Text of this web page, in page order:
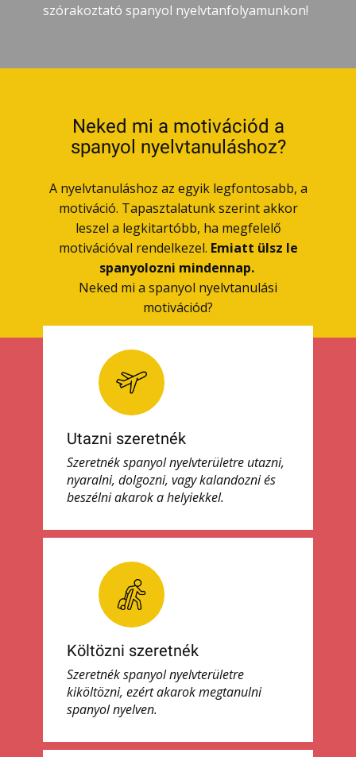
szórakoztató spanyol nyelvtanfolyamunkon!
Neked mi a motivációd a
spanyol nyelvtanuláshoz?
A nyelvtanuláshoz az egyik legfontosabb, a
motiváció. Tapasztalatunk szerint akkor
leszel a legkitartóbb, ha megfelelő
motivációval rendelkezel. Emiatt ülsz le
spanyolozni mindennap.
Neked mi a spanyol nyelvtanulási
motivációd?
Utazni szeretnék
Szeretnék spanyol nyelvterületre utazni,
nyaralni, dolgozni, vagy kalandozni és
beszélni akarok a helyiekkel.
Költözni szeretnék
Szeretnék spanyol nyelvterületre
kiköltözni, ezért akarok megtanulni
spanyol nyelven.